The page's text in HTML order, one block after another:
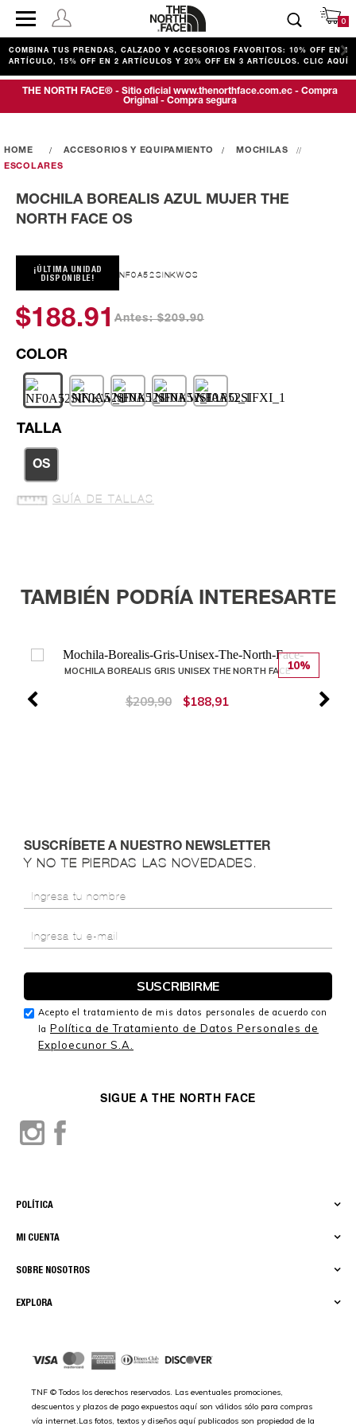
0
COMBINA TUS PRENDAS, CALZADO Y ACCESORIOS FAVORITOS: 10% OFF EN 1
ARTÍCULO, 15% OFF EN 2 ARTÍCULOS Y 20% OFF EN 3 ARTÍCULOS. CLIC AQUÍ
THE NORTH FACE® - Sitio oficial www.thenorthface.com.ec - Compra
Original - Compra segura
ACCESORIOS Y EQUIPAMIENTO
MOCHILAS
ESCOLARES
MOCHILA BOREALIS AZUL MUJER THE
NORTH FACE OS
¡ÚLTIMA UNIDAD
DISPONIBLE!
NF0A52SINKWOS
$188.91 Antes: $209.90
TALLA
OS
GUÍA DE TALLAS
TAMBIÉN PODRÍA INTERESARTE
10%
MOCHILA BOREALIS GRIS UNISEX THE NORTH FACE
$209,90 $188,91
EXPLORA
SOBRE NOSOTROS
MI CUENTA
POLÍTICA
SIGUE A THE NORTH FACE
TNF © Todos los derechos reservados. Las eventuales promociones,
descuentos y plazos de pago expuestos aquí son válidos sólo para compras
vía internet.Las fotos, textos y diseños aquí publicados son propiedad de la
SUSCRÍBETE A NUESTRO NEWSLETTER
Y NO TE PIERDAS LAS NOVEDADES.
Acepto el tratamiento de mis datos personales de acuerdo con
la Política de Tratamiento de Datos Personales de
Exploecunor S.A.